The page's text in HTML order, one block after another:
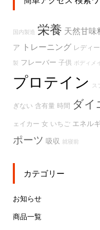
国内製造 栄養 天然甘味
ア
トレーニング レディ
製 フレーバー 子供 ボディメ
プロテイン ス
ぎない 含有量 時間 ダイ
ェイカー 女 いちご エネル
ポーツ 吸収 就寝前
カテゴリー
お知らせ
商品一覧